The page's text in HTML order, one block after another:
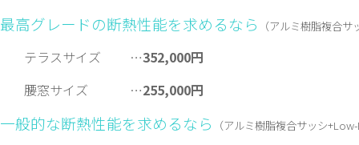
最高グレードの断熱性能を求めるなら
（アルミ樹脂複合
テラスサイズ …352,000円
腰窓サイズ …255,000円
一般的な断熱性能を求めるなら （アルミ樹脂複合サッシ